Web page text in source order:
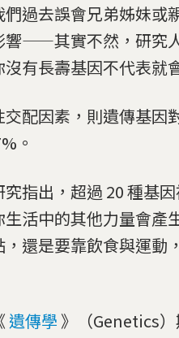
過去誤會兄弟姊妹或
響——其實不然，研究
有長壽基因不代表就
配因素，則遺傳基因
。
指出，超過 20 種基
活中的其他力量會產
還是要靠飲食與運動
遺傳學 》（Genetics）